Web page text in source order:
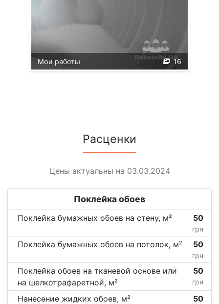
16
Мои работы
Расценки
Цены актуальны на 03.03.2024
Поклейка обоев
Поклейка бумажных обоев на стену, м² 50
грн
Поклейка бумажных обоев на потолок, м² 50
грн
Поклейка обоев на тканевой основе или
на шелкотрафаретной, м²
50
грн
Нанесение жидких обоев, м² 50